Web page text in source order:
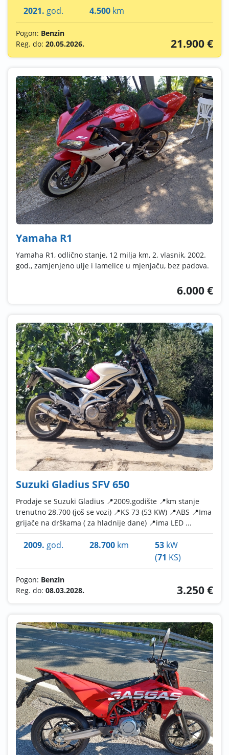
2021. god. 4.500km
Pogon: Benzin
Reg. do: 20.05.2026. 21.900 €
Yamaha R1
Yamaha R1, odlično stanje, 12 milja km, 2. vlasnik, 2002.
god., zamjenjeno ulje i lamelice u mjenjaču, bez padova.
6.000 €
Suzuki Gladius SFV 650
Prodaje se Suzuki Gladius 📍2009.godište 📍km stanje
trenutno 28.700 (još se vozi) 📍KS 73 (53 KW) 📍ABS 📍Ima
grijače na drškama ( za hladnije dane) 📍ima LED ...
2009. god. 28.700km 53 kW
(71 KS)
Pogon: Benzin
Reg. do: 08.03.2028. 3.250 €